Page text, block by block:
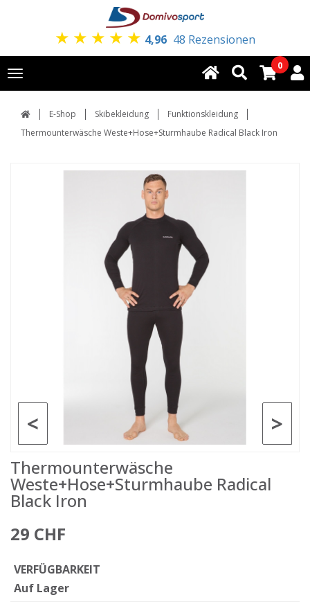
★ ★ ★ ★ ★ 4,96 48 Rezensionen
Toggle
navigation
0
E-Shop Skibekleidung
Funktionskleidung
Thermounterwäsche Weste+Hose+Sturmhaube Radical Black Iron
>
<
Thermounterwäsche
Weste+Hose+Sturmhaube Radical
Black Iron
29 CHF
VERFÜGBARKEIT
Auf Lager